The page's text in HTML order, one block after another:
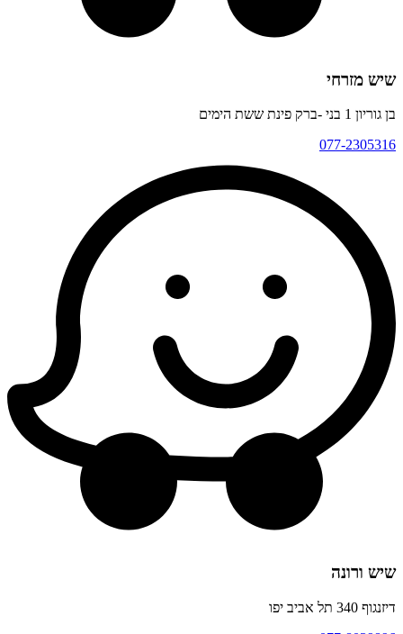
שיש מזרחי
בן גוריון 1 בני -ברק פינת ששת הימים
077-2305316
שיש ורונה
דיזנגוף 340 תל אביב יפו